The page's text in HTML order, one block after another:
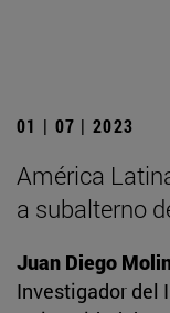
01 | 07 | 2023
América
a subalterno
Juan Diego
Investigador del